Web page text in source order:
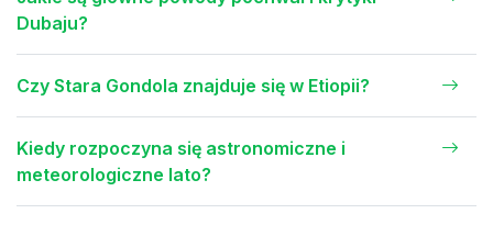
Dubaju?
Czy Stara Gondola znajduje się w Etiopii?
Kiedy rozpoczyna się astronomiczne i
meteorologiczne lato?